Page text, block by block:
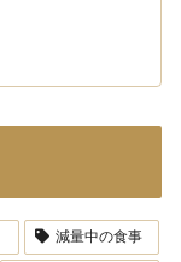
減量中の食事